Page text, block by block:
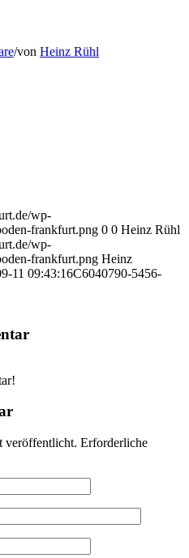
/von Heinz Rühl
wp-
frankfurt.png 0 0 Heinz Rühl
wp-
frankfurt.png Heinz
11 09:43:16C6040790-5456-
veröffentlicht. Erforderliche